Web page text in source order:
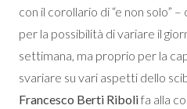
con il corollario di “e non solo”
per la possibilità di variare il
settimana, ma proprio per la
svariare su vari aspetti dello
Francesco Berti Ribolifa alla